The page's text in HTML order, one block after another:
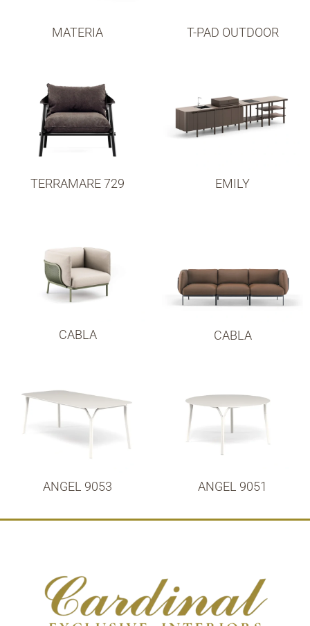
MATERIA T-PAD OUTDOOR
TERRAMARE 729 EMILY
CABLA CABLA
ANGEL 9053 ANGEL 9051